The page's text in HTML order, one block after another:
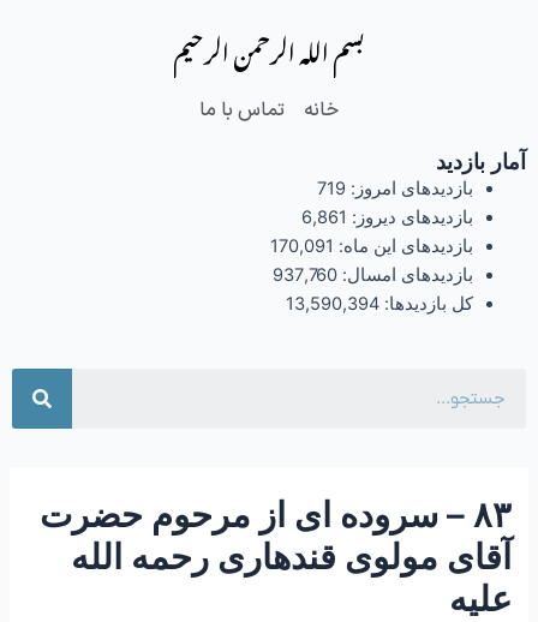
بسم الله الرحمن الرحیم
خانه تماس با ما
آمار بازدید
بازدیدهای امروز: 719
بازدیدهای دیروز: 6,861
بازدیدهای این ماه: 170,091
بازدیدهای امسال: 937,760
کل بازدیدها: 13,590,394
۸۳ – سروده ای از مرحوم حضرت
آقای مولوی قندهاری رحمه الله
علیه